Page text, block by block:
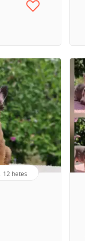
12 hetes